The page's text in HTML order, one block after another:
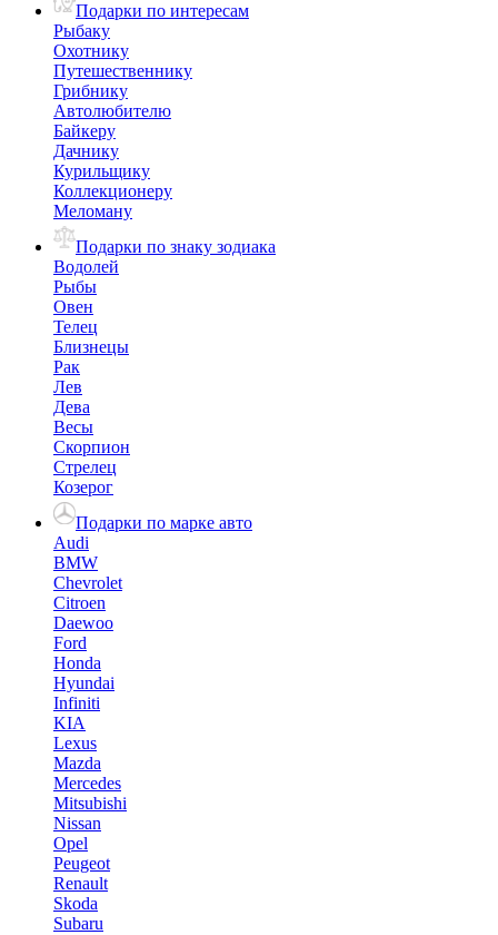
Подарки по интересам
Рыбаку
Охотнику
Путешественнику
Грибнику
Автолюбителю
Байкеру
Дачнику
Курильщику
Коллекционеру
Меломану
Подарки по знаку зодиака
Водолей
Рыбы
Овен
Телец
Близнецы
Рак
Лев
Дева
Весы
Скорпион
Стрелец
Козерог
Подарки по марке авто
Audi
BMW
Chevrolet
Citroen
Daewoo
Ford
Honda
Hyundai
Infiniti
KIA
Lexus
Mazda
Mercedes
Mitsubishi
Nissan
Opel
Peugeot
Renault
Skoda
Subaru